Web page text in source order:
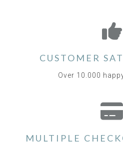
CUSTOMER
Over 10.000
MULTIPLE